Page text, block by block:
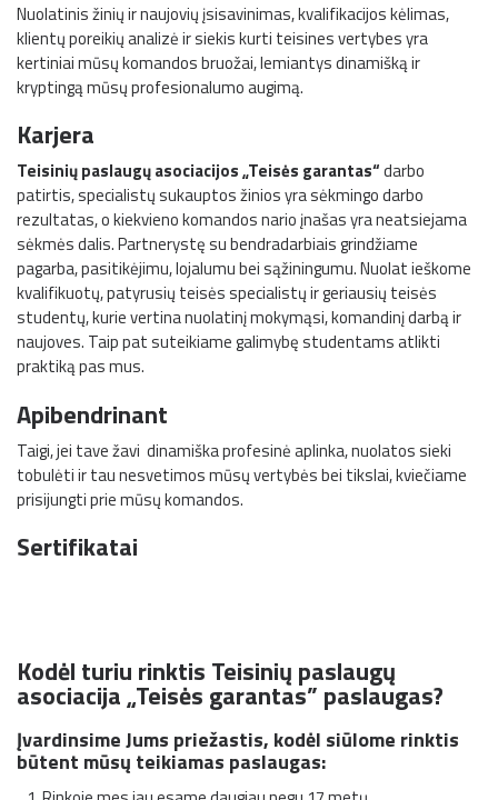
Nuolatinis žinių ir naujovių įsisavinimas, kvalifikacijos kėlimas,
klientų poreikių analizė ir siekis kurti teisines vertybes yra
kertiniai mūsų komandos bruožai, lemiantys dinamišką ir
kryptingą mūsų profesionalumo augimą.
Karjera
Teisinių paslaugų asociacijos „Teisės garantas“darbo
patirtis, specialistų sukauptos žinios yra sėkmingo darbo
rezultatas, o kiekvieno komandos nario įnašas yra neatsiejama
sėkmės dalis. Partnerystę su bendradarbiais grindžiame
pagarba, pasitikėjimu, lojalumu bei sąžiningumu. Nuolat ieškome
kvalifikuotų, patyrusių teisės specialistų ir geriausių teisės
studentų, kurie vertina nuolatinį mokymąsi, komandinį darbą ir
naujoves. Taip pat suteikiame galimybę studentams atlikti
praktiką pas mus.
Apibendrinant
Taigi, jei tave žavi dinamiška profesinė aplinka, nuolatos sieki
tobulėti ir tau nesvetimos mūsų vertybės bei tikslai, kviečiame
prisijungti prie mūsų komandos.
Sertifikatai
Kodėl turiu rinktis Teisinių paslaugų
asociacija „Teisės garantas” paslaugas?
Įvardinsime Jums priežastis, kodėl siūlome rinktis
būtent mūsų teikiamas paslaugas: